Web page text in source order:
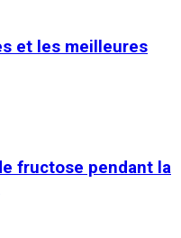
et les meilleures
fructose pendant la